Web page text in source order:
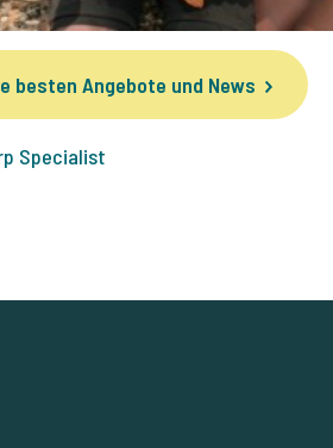
besten Angebote und News
Specialist